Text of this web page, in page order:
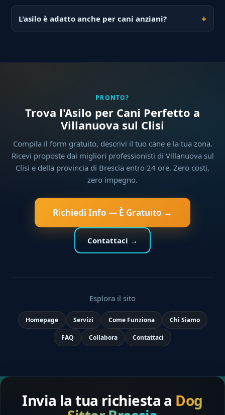
L'asilo è adatto anche per cani anziani?
PRONTO?
Trova l'Asilo per Cani Perfetto a
Villanuova sul Clisi
Compila il form gratuito, descrivi il tuo cane e la tua zona.
Ricevi proposte dai migliori professionisti di Villanuova sul
Clisi e della provincia di Brescia entro 24 ore. Zero costi,
zero impegno.
Richiedi Info — È Gratuito →
Contattaci →
Esplora il sito
Homepage Servizi Come Funziona Chi Siamo
FAQ Collabora Contattaci
Invia la tua richiesta a Dog